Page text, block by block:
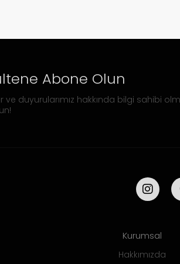
Abone Olun
ve duyurularımız hakkında bilgi sahibi
Kurumsal
Hakkımızda